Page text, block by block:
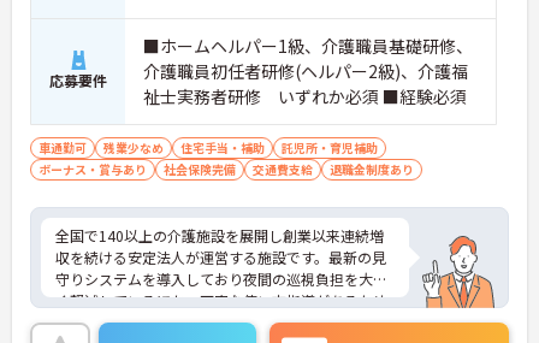
・資格取得に向けた研修や講習は勤務時間内で受講
できる場合が多く、プライベートの負担を抑えなが
ら着実に専門性を高められます。
【リフレッシュ休暇17日や自由な身だしなみ規定
で、自分らしく無理なく続けられます】
・年間107日の休日に加えて年間17日のリフレッシ
ュ休暇が支給されるため、しっかりと休息を取りな
・髪色やネイルなどが原則自由となっており、定年
65歳・再雇用70歳までの継続雇用制度のもとで、ご
自身のスタイルを保ちながら末永く活躍できます。
応募要件
■ホームヘルパー1級、介護職員基礎研修、
介護職員初任者研修(ヘルパー2級)、介護福
祉士実務者研修 いずれか必須 ■経験必須
車通勤可 残業少なめ 住宅手当・補助
託児所・育児補助
ボーナス・賞与あり
社会保険完備 交通費支給 退職金制度あり
全国で140以上の介護施設を展開し創業以来連続増
収を続ける安定法人が運営する施設です。最新の見
守りシステムを導入しており夜間の巡視負担を大き
く軽減しているほか、丁寧な使い方指導があるため
安心して業務を始められます。月平均残業10時間程